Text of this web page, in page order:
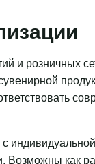
и розничных
Возможны как